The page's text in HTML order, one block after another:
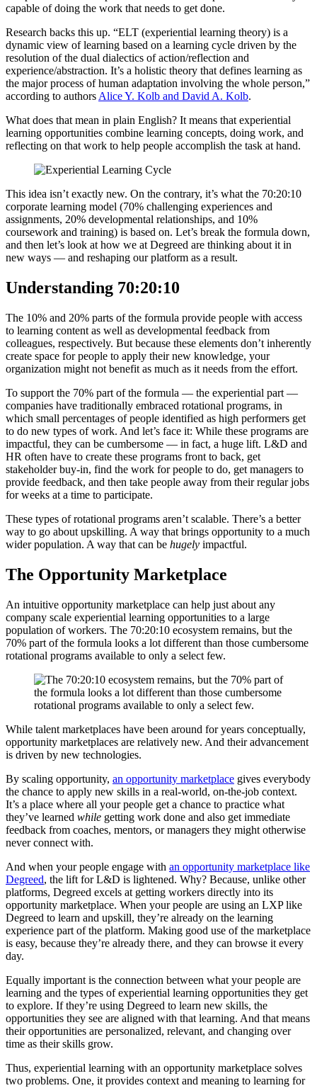
capable of doing the work that needs to get done.
Research backs this up. “ELT (experiential learning theory) is a
dynamic view of learning based on a learning cycle driven by the
resolution of the dual dialectics of action/reflection and
experience/abstraction. It’s a holistic theory that defines learning as
the major process of human adaptation involving the whole person,”
according to authors Alice Y. Kolb and David A. Kolb.
What does that mean in plain English? It means that experiential
learning opportunities combine learning concepts, doing work, and
reflecting on that work to help people accomplish the task at hand.
This idea isn’t exactly new. On the contrary, it’s what the 70:20:10
corporate learning model (70% challenging experiences and
assignments, 20% developmental relationships, and 10%
coursework and training) is based on. Let’s break the formula down,
and then let’s look at how we at Degreed are thinking about it in
new ways — and reshaping our platform as a result.
Understanding 70:20:10
The 10% and 20% parts of the formula provide people with access
to learning content as well as developmental feedback from
colleagues, respectively. But because these elements don’t inherently
create space for people to apply their new knowledge, your
organization might not benefit as much as it needs from the effort.
To support the 70% part of the formula — the experiential part —
companies have traditionally embraced rotational programs, in
which small percentages of people identified as high performers get
to do new types of work. And let’s face it: While these programs are
impactful, they can be cumbersome — in fact, a huge lift. L&D and
HR often have to create these programs front to back, get
stakeholder buy-in, find the work for people to do, get managers to
provide feedback, and then take people away from their regular jobs
for weeks at a time to participate.
These types of rotational programs aren’t scalable. There’s a better
way to go about upskilling. A way that brings opportunity to a much
wider population. A way that can be hugely impactful.
The Opportunity Marketplace
An intuitive opportunity marketplace can help just about any
company scale experiential learning opportunities to a large
population of workers. The 70:20:10 ecosystem remains, but the
70% part of the formula looks a lot different than those cumbersome
rotational programs available to only a select few.
While talent marketplaces have been around for years conceptually,
opportunity marketplaces are relatively new. And their advancement
is driven by new technologies.
By scaling opportunity, an opportunity marketplace gives everybody
the chance to apply new skills in a real-world, on-the-job context.
It’s a place where all your people get a chance to practice what
they’ve learned while getting work done and also get immediate
feedback from coaches, mentors, or managers they might otherwise
never connect with.
And when your people engage with an opportunity marketplace like
Degreed, the lift for L&D is lightened. Why? Because, unlike other
platforms, Degreed excels at getting workers directly into its
opportunity marketplace. When your people are using an LXP like
Degreed to learn and upskill, they’re already on the learning
experience part of the platform. Making good use of the marketplace
is easy, because they’re already there, and they can browse it every
day.
Equally important is the connection between what your people are
learning and the types of experiential learning opportunities they get
to explore. If they’re using Degreed to learn new skills, the
opportunities they see are aligned with that learning. And that means
their opportunities are personalized, relevant, and changing over
time as their skills grow.
Thus, experiential learning with an opportunity marketplace solves
two problems. One, it provides context and meaning to learning for